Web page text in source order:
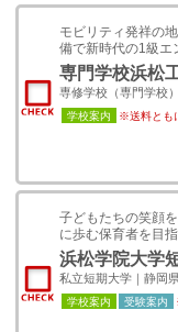
モビリティ発祥の
備で新時代の1級エ
専門学校浜松
専修学校（専門学校
学校案内 ※送料とも
子どもたちの笑顔
に歩む保育者を目指
浜松学院大学
私立短期大学｜静岡
学校案内 受験案内